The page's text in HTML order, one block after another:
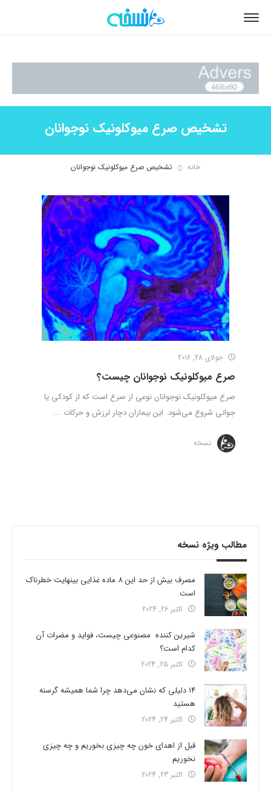
تشخیص صرع میوکلونیک نوجوانان
خانه تشخیص صرع میوکلونیک نوجوانان
جولای 28, 2016
صرع میوکلونیک نوجوانان چیست؟
صرع میوکلونیک نوجوانان نوعی از صرع است که از کودکی یا
جوانی شروع می‌شود. این بیماران دچار لرزش و حرکات ...
نسخه
مطالب ویژه نسخه
مصرف بیش از حد این 8 ماده غذایی بینهایت خطرناک
است
اکتبر 26, 2024
شیرین کننده مصنوعی چیست، فواید و مضرات آن
کدام است؟
اکتبر 25, 2024
14 دلیلی که نشان می‌دهد چرا شما همیشه گرسنه
هستید
اکتبر 24, 2024
قبل از اهدای خون چه چیزی بخوریم و چه چیزی
نخوریم
اکتبر 23, 2024